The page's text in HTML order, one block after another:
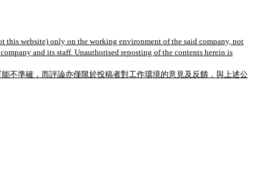
this website) only on the working environment of the said company, not
and its staff. Unauthorised reposting of the contents herein is
不準確，而評論亦僅限於投稿者對工作環境的意見及反饋，與上述公